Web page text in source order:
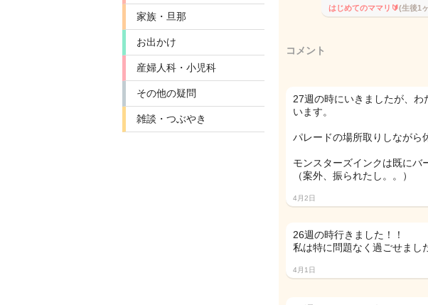
家族・旦那
お出かけ
産婦人科・小児科
その他の疑問
雑談・つぶやき
はじめてのママリ🔰(生後1
コメント
27週の時にいきましたが、
います。
パレードの場所取りしながら
モンスターズインクは既にバ
（案外、振られたし。。）
4月2日
26週の時行きました！！
私は特に問題なく過ごせまし
4月1日